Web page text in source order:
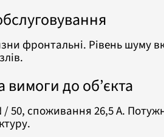
фронтальні. Рівень
вимоги до об’єкта
споживання 26,5 A.